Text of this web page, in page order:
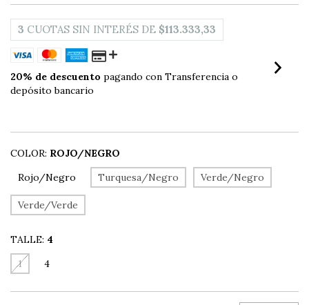
3 CUOTAS SIN INTERÉS DE $113.333,33
20% de descuento pagando con Transferencia o
depósito bancario
COLOR: ROJO/NEGRO
Rojo/Negro
Turquesa/Negro Verde/Negro
Verde/Verde
TALLE: 4
1
4